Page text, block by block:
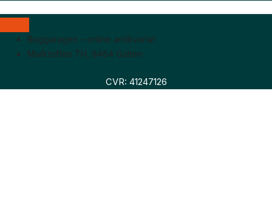
Boggaragen – online antikvariat
Marktoften 7H, 8464 Galten
CVR: 41247126